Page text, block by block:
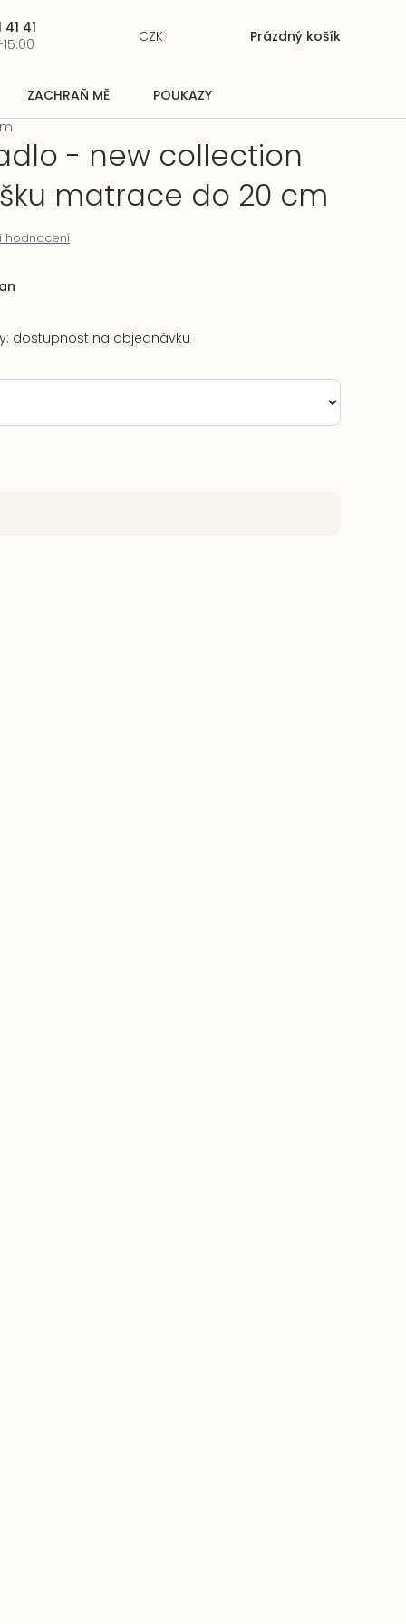
41
Nákupní
Prázdný košík
CZK
ZACHRAŇ MĚ POUKAZY
- new collection
matrace do 20 cm
hodnocení
dostupnost na objednávku